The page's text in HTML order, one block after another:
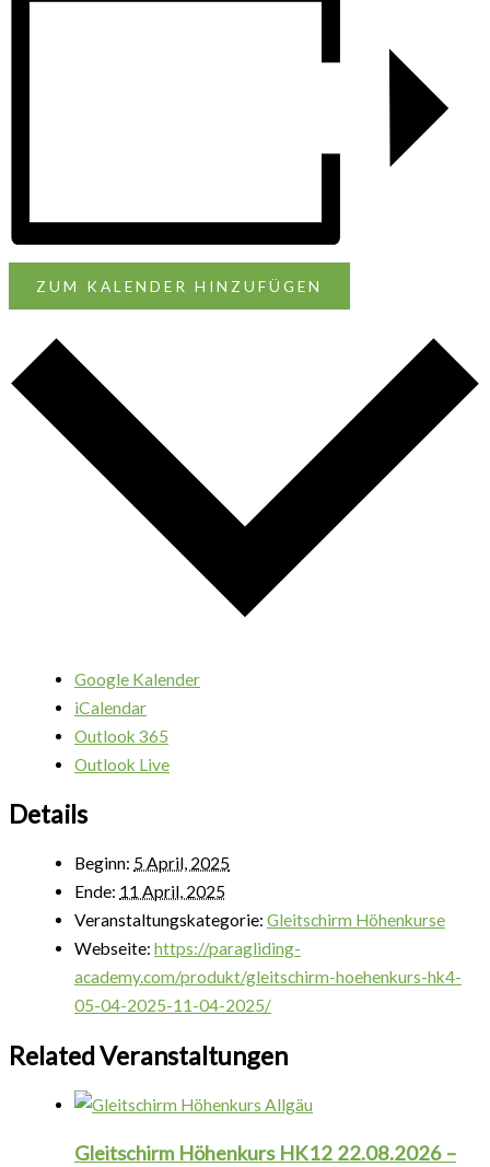
ZUM KALENDER HINZUFÜGEN
Google Kalender
iCalendar
Outlook 365
Outlook Live
Details
Beginn: 5 April, 2025
Ende: 11 April, 2025
Veranstaltungskategorie: Gleitschirm Höhenkurse
Webseite: https://paragliding-
academy.com/produkt/gleitschirm-hoehenkurs-hk4-
05-04-2025-11-04-2025/
Related Veranstaltungen
Gleitschirm Höhenkurs HK12 22.08.2026 –